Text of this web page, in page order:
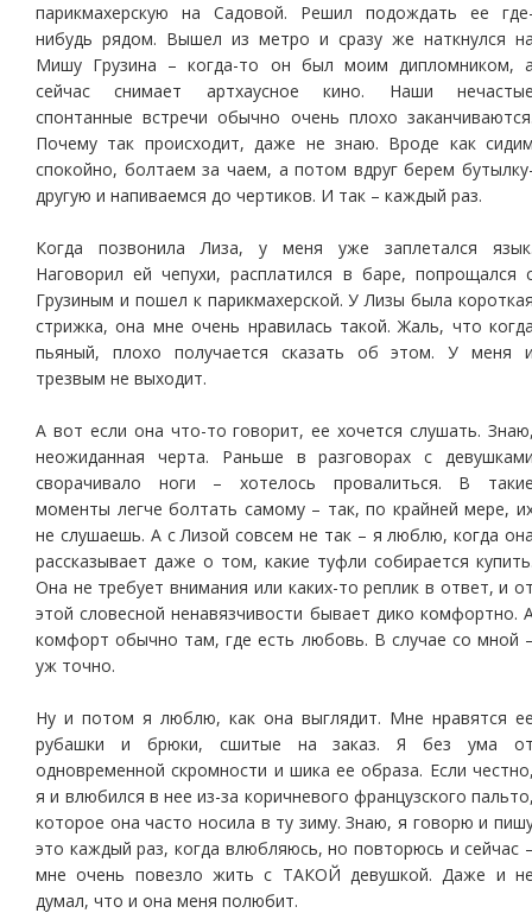
парикмахерскую на Садовой. Решил подождать ее
нибудь рядом. Вышел из метро и сразу же наткнулся
Мишу Грузина – когда-то он был моим дипломником,
сейчас снимает артхаусное кино. Наши
спонтанные встречи обычно очень плохо
Почему так происходит, даже не знаю. Вроде как
спокойно, болтаем за чаем, а потом вдруг берем
другую и напиваемся до чертиков. И так – каждый раз.
Когда позвонила Лиза, у меня уже заплетался
Наговорил ей чепухи, расплатился в баре, попрощался
Грузиным и пошел к парикмахерской. У Лизы была
стрижка, она мне очень нравилась такой. Жаль, что
пьяный, плохо получается сказать об этом. У меня
трезвым не выходит.
А вот если она что-то говорит, ее хочется слушать.
неожиданная черта. Раньше в разговорах с
сворачивало ноги – хотелось провалиться. В
моменты легче болтать самому – так, по крайней мере,
не слушаешь. А с Лизой совсем не так – я люблю, когда
рассказывает даже о том, какие туфли собирается
Она не требует внимания или каких-то реплик в ответ, и
этой словесной ненавязчивости бывает дико комфортно.
комфорт обычно там, где есть любовь. В случае со мной
уж точно.
Ну и потом я люблю, как она выглядит. Мне нравятся
рубашки и брюки, сшитые на заказ. Я без ума
одновременной скромности и шика ее образа. Если
я и влюбился в нее из-за коричневого французского
которое она часто носила в ту зиму. Знаю, я говорю и
это каждый раз, когда влюбляюсь, но повторюсь и сейчас
мне очень повезло жить с ТАКОЙ девушкой. Даже и
думал, что и она меня полюбит.